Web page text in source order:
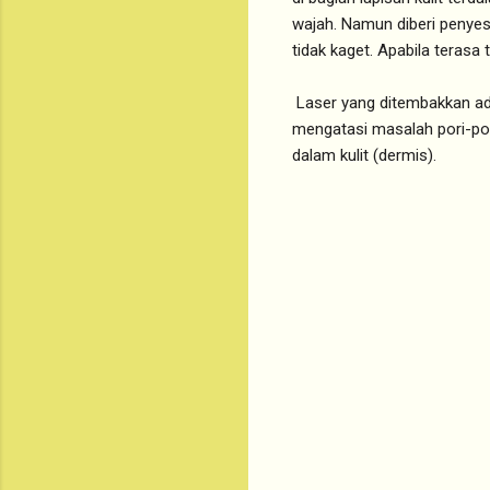
wajah. Namun diberi
tidak kaget. Apabila terasa
Laser yang ditembakkan
mengatasi masalah pori-
dalam kulit (dermis).